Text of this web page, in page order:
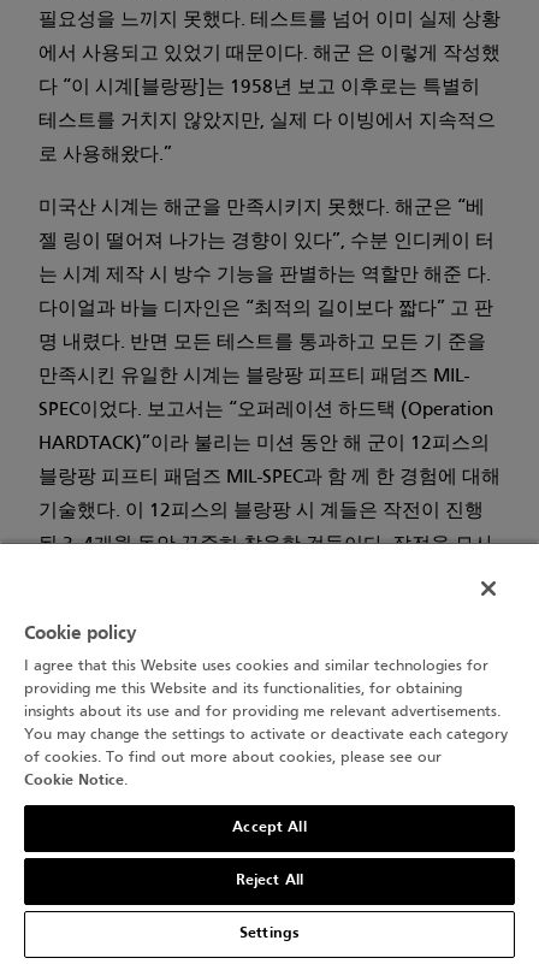
필요성을 느끼지 못했다. 테스트를 넘어 이미 실제 상황
에서 사용되고 있었기 때문이다. 해군 은 이렇게 작성했
다 “이 시계[블랑팡]는 1958년 보고 이후로는 특별히
테스트를 거치지 않았지만, 실제 다 이빙에서 지속적으
로 사용해왔다.”
미국산 시계는 해군을 만족시키지 못했다. 해군은 “베
젤 링이 떨어져 나가는 경향이 있다”, 수분 인디케이 터
는 시계 제작 시 방수 기능을 판별하는 역할만 해준 다.
다이얼과 바늘 디자인은 “최적의 길이보다 짧다” 고 판
명 내렸다. 반면 모든 테스트를 통과하고 모든 기 준을
만족시킨 유일한 시계는 블랑팡 피프티 패덤즈 MIL-
SPEC이었다. 보고서는 “오퍼레이션 하드택 (Operation
HARDTACK)”이라 불리는 미션 동안 해 군이 12피스의
블랑팡 피프티 패덤즈 MIL-SPEC과 함 께 한 경험에 대해
기술했다. 이 12피스의 블랑팡 시 계들은 작전이 진행
된 3~4개월 동안 꾸준히 착용한 것들이다. 작전을 묘사
“작전 동안 다이버들은 시계를 적극적으로 활용했고,
시계는 잠수는 물론 지상에서의 험한 임무 동안 거친 충
격에 노출되었다. 최대 잠수 깊이는 185피트지만 실 제
많은 잠수가 150피트 근처 깊이에서 이루어졌다. 시계
는 주로 스쿠버 다이빙에 사용되었는데, 여기에 서는 깊
이 때문에 타이밍이 극도로 중요했다.”
Cookie policy
I agree that this Website uses cookies and similar technologies for
providing me this Website and its functionalities, for obtaining
insights about its use and for providing me relevant advertisements.
You may change the settings to activate or deactivate each category
of cookies. To find out more about cookies, please see our
Cookie Notice.
Accept All
Reject All
Settings